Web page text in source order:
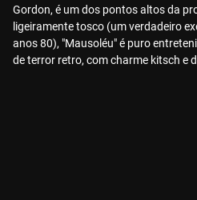
Gordon, é um dos pontos altos da
ligeiramente tosco (um verdadeiro
anos 80), "Mausoléu" é puro
de terror retro, com charme kitsch e